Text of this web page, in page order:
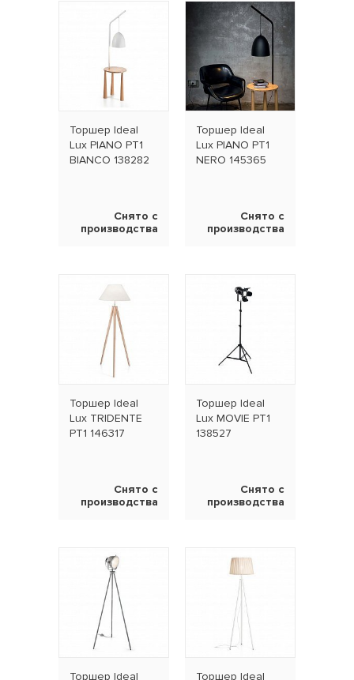
Торшер Ideal
Lux PIANO PT1
BIANCO 138282
Снято с
производства
Торшер Ideal
Lux PIANO PT1
NERO 145365
Снято с
производства
Торшер Ideal
Lux TRIDENTE
PT1 146317
Снято с
производства
Торшер Ideal
Lux MOVIE PT1
138527
Снято с
производства
Торшер Ideal
Торшер Ideal